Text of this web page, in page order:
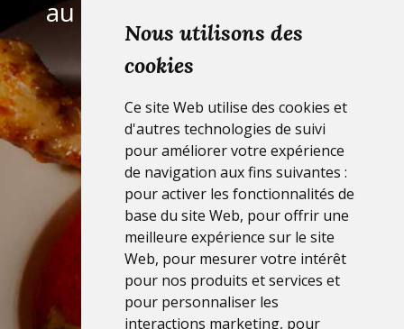
Nous utilisons des
cookies
Ce site Web utilise des cookies et
d'autres technologies de suivi
pour améliorer votre expérience
de navigation aux fins suivantes :
pour activer les fonctionnalités de
base du site Web, pour offrir une
meilleure expérience sur le site
Web, pour mesurer votre intérêt
pour nos produits et services et
pour personnaliser les
interactions marketing, pour
au travers d’une Thaïlande
gustative et raffinée.